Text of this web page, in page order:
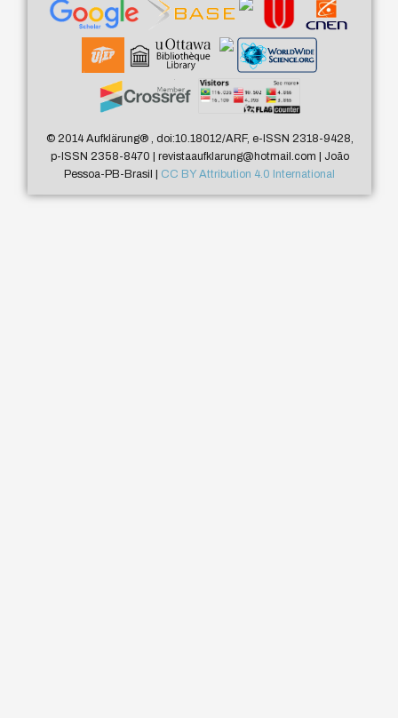
© 2014 Aufklärung®, doi:10.18012/ARF, e-ISSN 2318-9428,
p-ISSN 2358-8470 | revistaaufklarung@hotmail.com | João
Pessoa-PB-Brasil | CC BY Attribution 4.0 International